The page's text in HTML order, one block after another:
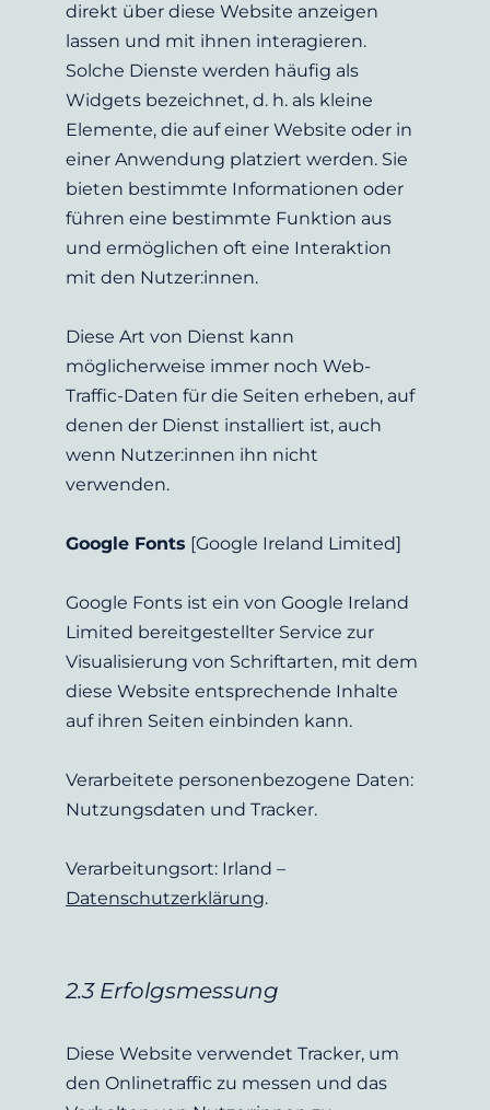
direkt über diese Website anzeigen
lassen und mit ihnen interagieren.
Solche Dienste werden häufig als
Widgets bezeichnet, d. h. als kleine
Elemente, die auf einer Website oder in
einer Anwendung platziert werden. Sie
bieten bestimmte Informationen oder
führen eine bestimmte Funktion aus
und ermöglichen oft eine Interaktion
mit den Nutzer:innen.
Diese Art von Dienst kann
möglicherweise immer noch Web-
Traffic-Daten für die Seiten erheben, auf
denen der Dienst installiert ist, auch
wenn Nutzer:innen ihn nicht
verwenden.
Google Fonts [Google Ireland Limited]
Google Fonts ist ein von Google Ireland
Limited bereitgestellter Service zur
Visualisierung von Schriftarten, mit dem
diese Website entsprechende Inhalte
auf ihren Seiten einbinden kann.
Verarbeitete personenbezogene Daten:
Nutzungsdaten und Tracker.
Datenschutzerklärung.
2.3 Erfolgsmessung
Diese Website verwendet Tracker, um
den Onlinetraffic zu messen und das